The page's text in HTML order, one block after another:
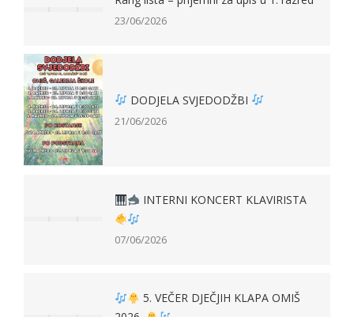
23/06/2026
DODJELA SVJEDODŽBI
21/06/2026
INTERNI KONCERT KLAVIRISTA
07/06/2026
5. VEČER DJEČJIH KLAPA OMIŠ